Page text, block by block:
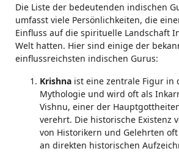
Die Liste der bedeutenden indischen
umfasst viele Persönlichkeiten, die
Einfluss auf die spirituelle Landschaft
Welt hatten. Hier sind einige der
einflussreichsten indischen Gurus:
Krishna ist eine zentrale Figur in
Mythologie und wird oft als
Vishnu, einer der
verehrt. Die historische Existenz
von Historikern und Gelehrten
an direkten historischen